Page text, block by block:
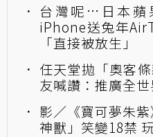
台灣呢…日本蘋
iPhone送兔年
「直接被放生」
任天堂拋「奧客
友喊讚：推廣全
影／《寶可夢朱
神獸」笑變18禁